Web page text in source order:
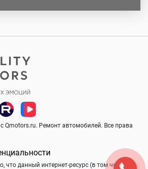
Qmotors.ru. Ремонт автомобилей. Все права
что данный интернет-ресурс (в том числе